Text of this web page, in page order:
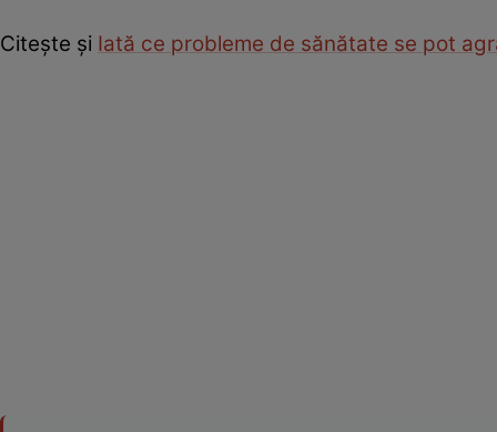
Citește și Iată ce probleme de sănătate se pot